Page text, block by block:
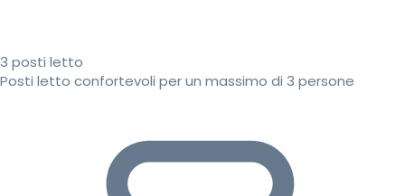
3 posti letto
Posti letto confortevoli per un massimo di 3 persone